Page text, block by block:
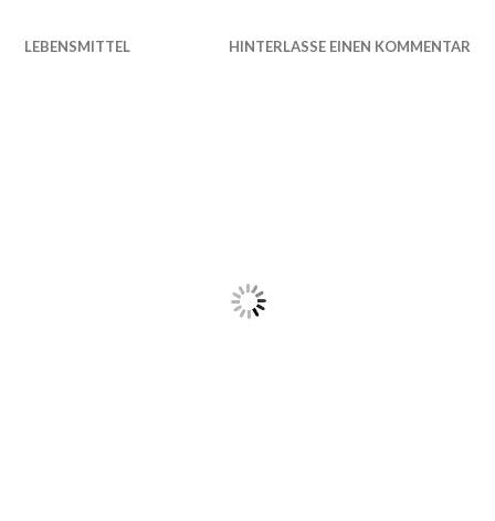
LEBENSMITTEL HINTERLASSE EINEN KOMMENTAR